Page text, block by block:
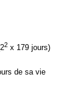
2x 179 jours)
de sa vie